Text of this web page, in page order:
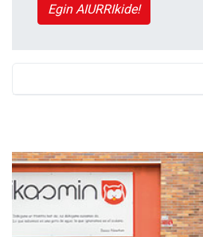
Egin AIURRIkide!